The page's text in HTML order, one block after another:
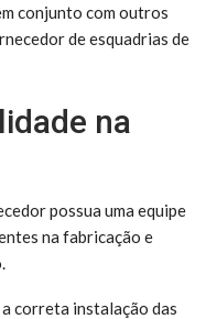
conjunto com outros
de esquadrias de
na
possua uma equipe
na fabricação e
correta instalação das